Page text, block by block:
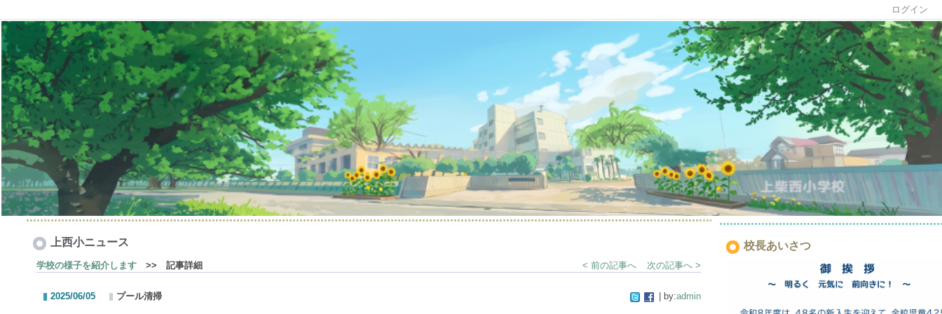
ログイン
上西小ニュース
学校の様子を紹介します >> 記事詳細 < 前の記事へ 次の記事へ >
2025/06/05 プール清掃 | by:admin
校長あいさつ